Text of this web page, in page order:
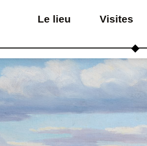
Le lieu Visites